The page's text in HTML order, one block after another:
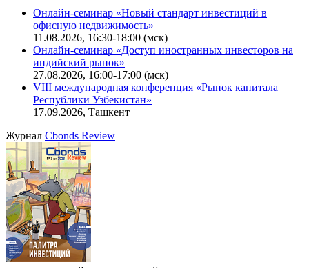
Поиск котировок облигаций
Ближайшие конференцииCbonds Congress
Онлайн-семинар «Новый стандарт инвестиций в
офисную недвижимость»
11.08.2026, 16:30-18:00 (мск)
Онлайн-семинар «Доступ иностранных инвесторов на
индийский рынок»
VIII международная конференция «Рынок капитала
Республики Узбекистан»
17.09.2026, Ташкент
ЖурналCbonds Review